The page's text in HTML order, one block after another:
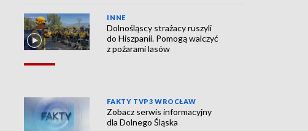
INNE
Dolnośląscy strażacy ruszyli
do Hiszpanii. Pomogą walczyć
z pożarami lasów
FAKTY TVP3 WROCŁAW
Zobacz serwis informacyjny
dla Dolnego Śląska